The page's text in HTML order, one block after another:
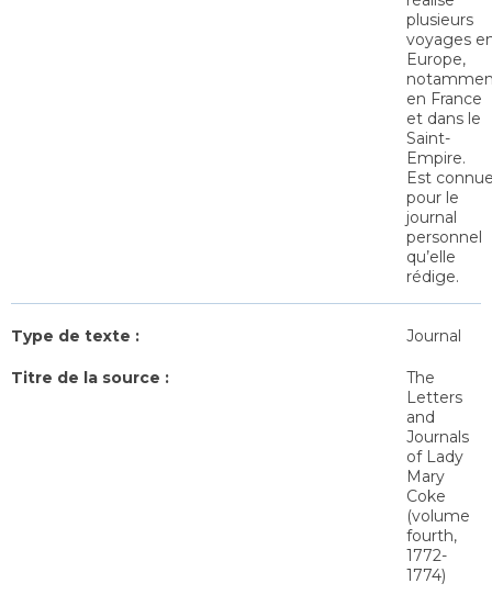
plusieurs
voyages
Europe,
en France
et dans le
Saint-
Empire.
Est
pour le
journal
personnel
qu’elle
rédige.
Type de texte : Journal
Titre de la source :
The
Letters
and
Journals
of Lady
Mary
Coke
(volume
fourth,
1772-
1774)